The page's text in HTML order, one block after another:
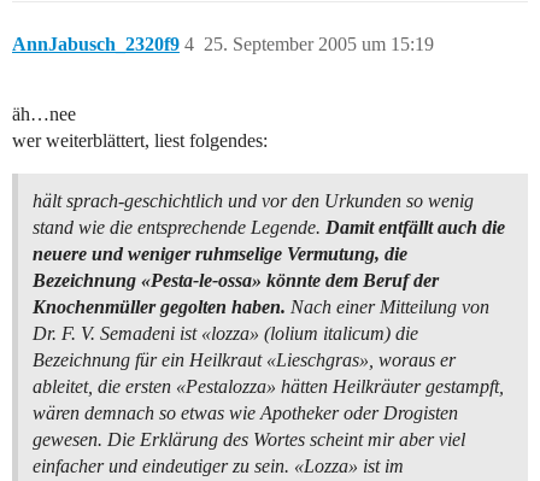
AnnJabusch_2320f9 25. September 2005 um 15:19
4
äh…nee
wer weiterblättert, liest folgendes:
hält sprach-geschichtlich und vor den Urkunden so wenig
stand wie die entsprechende Legende. Damit entfällt auch die
neuere und weniger ruhmselige Vermutung, die
Bezeichnung «Pesta-le-ossa» könnte dem Beruf der
Knochenmüller gegolten haben. Nach einer Mitteilung von
Dr. F. V. Semadeni ist «lozza» (lolium italicum) die
Bezeichnung für ein Heilkraut «Lieschgras», woraus er
ableitet, die ersten «Pestalozza» hätten Heilkräuter gestampft,
wären demnach so etwas wie Apotheker oder Drogisten
gewesen. Die Erklärung des Wortes scheint mir aber viel
einfacher und eindeutiger zu sein. «Lozza» ist im